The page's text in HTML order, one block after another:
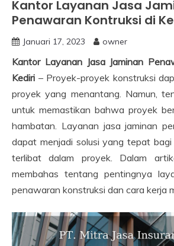
Kantor Layanan Jasa
Penawaran Kontruksi di
Januari 17, 2023 owner
Kantor Layanan Jasa Jaminan
Kediri – Proyek-proyek konstruksi
proyek yang menantang. Namun,
untuk memastikan bahwa proyek
hambatan. Layanan jasa jaminan
dapat menjadi solusi yang tepat
terlibat dalam proyek. Dalam
membahas tentang pentingnya
penawaran konstruksi dan cara kerja